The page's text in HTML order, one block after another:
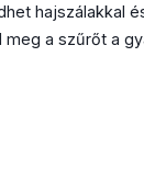
hajszálakkal
a szűrőt a